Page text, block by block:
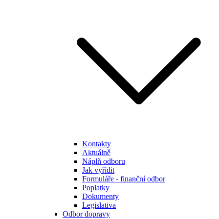
Kontakty
Aktuálně
Náplň odboru
Jak vyřídit
Formuláře - finanční odbor
Poplatky
Dokumenty
Legislativa
Odbor dopravy